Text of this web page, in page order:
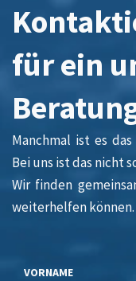
für ein
Manchmal ist es
Bei uns ist das nicht
Wir finden
weiterhelfen können.
VORNAME